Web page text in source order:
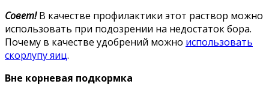
Совет!В качестве профилактики этот раствор можно
использовать при подозрении на недостаток бора.
Почему в качестве удобрений можно использовать
скорлупу яиц.
Вне корневая подкормка